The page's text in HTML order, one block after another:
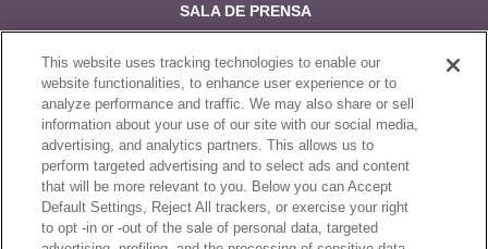
SALA DE PRENSA
TRABAJAR PARA NOSOTROS
POR QUÉ INVERTIR
CONTÁCTENOS
Síguenos en:
This website uses tracking technologies to enable our
website functionalities, to enhance user experience or to
analyze performance and traffic. We may also share or sell
information about your use of our site with our social media,
advertising, and analytics partners. This allows us to
perform targeted advertising and to select ads and content
that will be more relevant to you. Below you can Accept
Default Settings, Reject All trackers, or exercise your right
to opt -in or -out of the sale of personal data, targeted